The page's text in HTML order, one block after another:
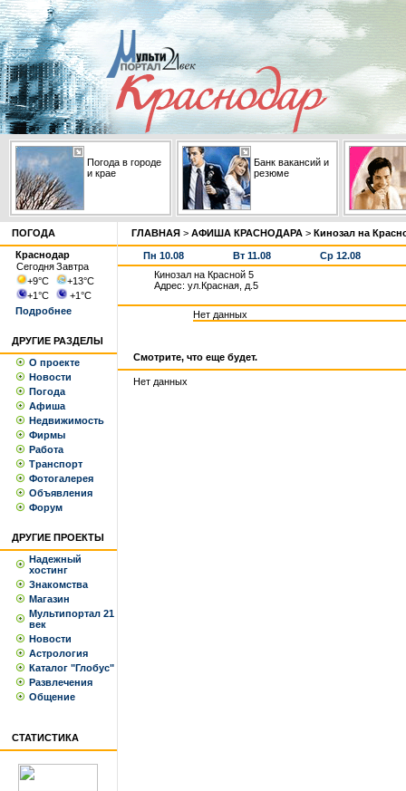
Погода в городе
и крае
Банк вакансий и
резюме
ПОГОДА
Краснодар
СегодняЗавтра
+9°С +13°С
+1°С +1°С
Подробнее
ДРУГИЕ РАЗДЕЛЫ
О проекте
Новости
Погода
Афиша
Недвижимость
Фирмы
Работа
Транспорт
Фотогалерея
Объявления
Форум
ДРУГИЕ ПРОЕКТЫ
Надежный
хостинг
Знакомства
Магазин
Мультипортал 21
век
Новости
Астрология
Каталог "Глобус"
Развлечения
Общение
СТАТИСТИКА
ГЛАВНАЯ > АФИША КРАСНОДАРА > Кинозал на
Пн 10.08 Вт 11.08
Ср 12.08
Кинозал на Красной 5
Адрес: ул.Красная, д.5
Нет данных
Смотрите, что еще будет.
Нет данных